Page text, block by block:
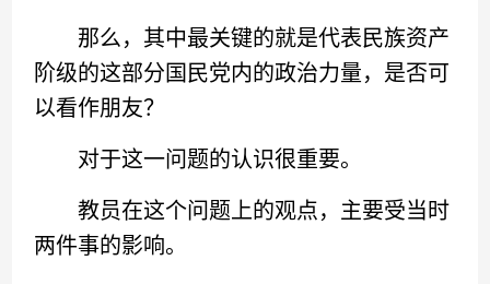
那么，其中最关键的就是代表民族资产
阶级的这部分国民党内的政治力量，是否可
以看作朋友？
对于这一问题的认识很重要。
教员在这个问题上的观点，主要受当时
两件事的影响。